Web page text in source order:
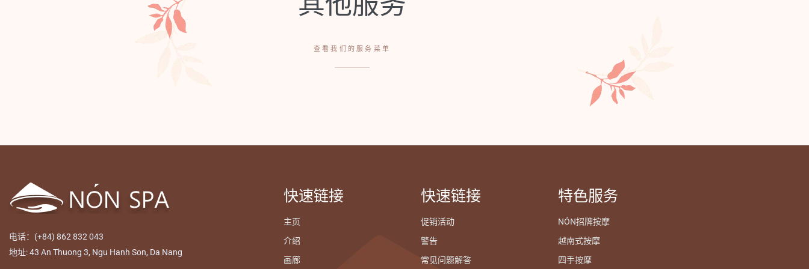
查看我们的服务菜单
电话：(+84) 862 832 043
地址: 43 An Thuong 3, Ngu Hanh Son, Da Nang
快速链接
主页
介绍
画廊
快速链接
促销活动
警告
常见问题解答
特色服务
NÓN招牌按摩
越南式按摩
四手按摩